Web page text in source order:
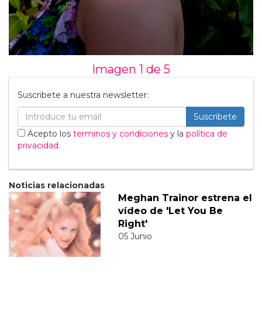
Imagen 1 de 5
Suscribete a nuestra newsletter:
Suscribete
Acepto los terminos y condiciones y la política de
privacidad.
Noticias relacionadas
Meghan Trainor estrena el
vídeo de 'Let You Be
Right'
05 Junio